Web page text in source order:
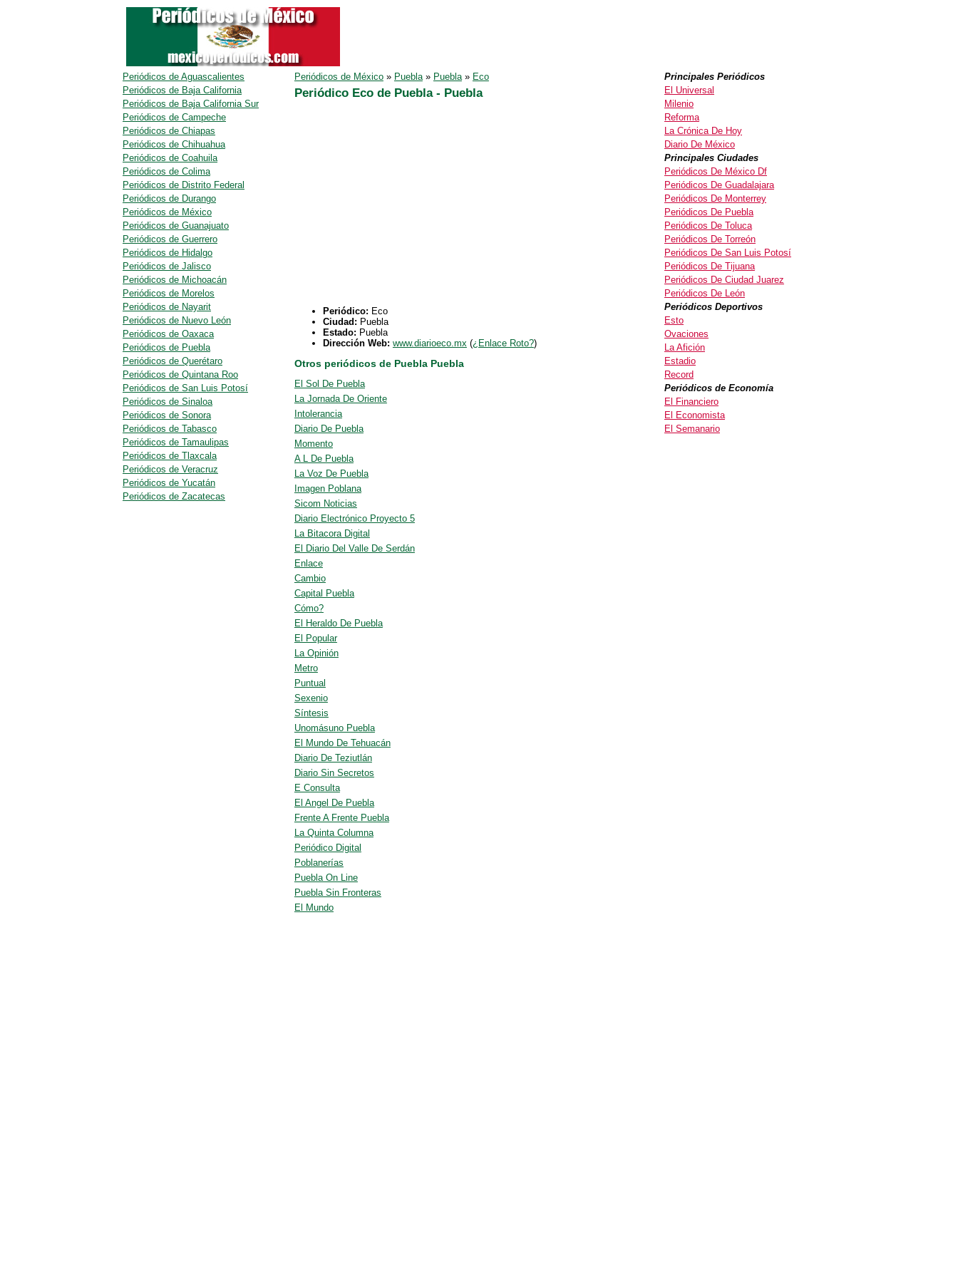
Periódicos de México» Puebla» Puebla» Eco
Periódico Eco de Puebla - Puebla
Periódico: Eco
Ciudad: Puebla
Estado: Puebla
Dirección Web: www.diarioeco.mx(¿Enlace Roto?)
Otros periódicos de Puebla Puebla
El Sol De Puebla
La Jornada De Oriente
Intolerancia
Diario De Puebla
Momento
A L De Puebla
La Voz De Puebla
Imagen Poblana
Sicom Noticias
Diario Electrónico Proyecto 5
La Bitacora Digital
El Diario Del Valle De Serdán
Enlace
Cambio
Capital Puebla
Cómo?
El Heraldo De Puebla
El Popular
La Opinión
Metro
Puntual
Sexenio
Síntesis
Unomásuno Puebla
El Mundo De Tehuacán
Diario De Teziutlán
Diario Sin Secretos
E Consulta
El Angel De Puebla
Frente A Frente Puebla
La Quinta Columna
Periódico Digital
Poblanerías
Puebla On Line
Puebla Sin Fronteras
El Mundo
Periódicos de Aguascalientes
Periódicos de Baja California
Periódicos de Baja California Sur
Periódicos de Campeche
Periódicos de Chiapas
Periódicos de Chihuahua
Periódicos de Coahuila
Periódicos de Colima
Periódicos de Distrito Federal
Periódicos de Durango
Periódicos de México
Periódicos de Guanajuato
Periódicos de Guerrero
Periódicos de Hidalgo
Periódicos de Jalisco
Periódicos de Michoacán
Periódicos de Morelos
Periódicos de Nayarit
Periódicos de Nuevo León
Periódicos de Oaxaca
Periódicos de Puebla
Periódicos de Querétaro
Periódicos de Quintana Roo
Periódicos de San Luis Potosí
Periódicos de Sinaloa
Periódicos de Sonora
Periódicos de Tabasco
Periódicos de Tamaulipas
Periódicos de Tlaxcala
Periódicos de Veracruz
Periódicos de Yucatán
Periódicos de Zacatecas
Principales Periódicos
El Universal
Milenio
Reforma
La Crónica De Hoy
Diario De México
Principales Ciudades
Periódicos De México Df
Periódicos De Guadalajara
Periódicos De Monterrey
Periódicos De Puebla
Periódicos De Toluca
Periódicos De Torreón
Periódicos De San Luis Potosí
Periódicos De Tijuana
Periódicos De Ciudad Juarez
Periódicos De León
Periódicos Deportivos
Esto
Ovaciones
La Afición
Estadio
Record
Periódicos de Economía
El Financiero
El Economista
El Semanario